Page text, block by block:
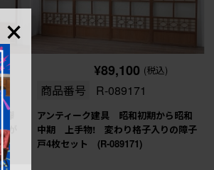
¥89,100 (税込)
商品番号 R-089171
アンティーク建具 昭和初期から昭和
中期 上手物! 変わり格子入りの障子
戸4枚セット (R-089171)
×